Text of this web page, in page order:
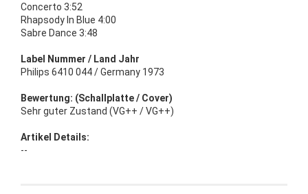
Concerto 3:52
Rhapsody In Blue 4:00
Sabre Dance 3:48
Label Nummer / Land Jahr
Philips 6410 044 / Germany 1973
Bewertung: (Schallplatte / Cover)
Sehr guter Zustand (VG++ / VG++)
Artikel Details:
--